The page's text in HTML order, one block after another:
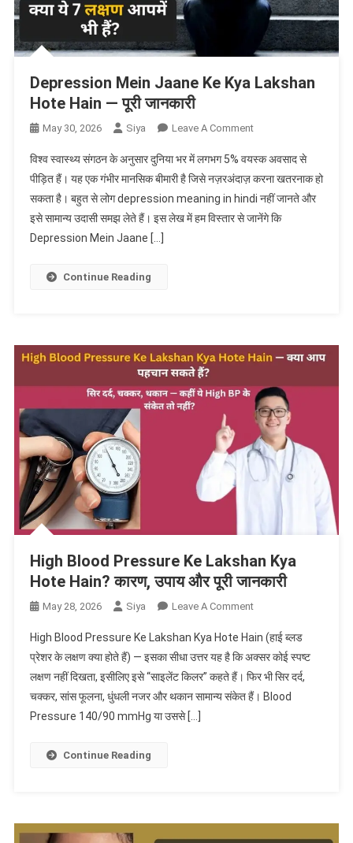
पूरी
जानकारी
Depression Mein Jaane Ke Kya Lakshan
Hote Hain — पूरी जानकारी
May 30, 2026 Siya Leave A CommentOn
Mein
Jaane
Ke
Kya
विश्व स्वास्थ्य संगठन के अनुसार दुनिया भर में लगभग 5% वयस्क अवसाद से
पीड़ित हैं। यह एक गंभीर मानसिक बीमारी है जिसे नज़रअंदाज़ करना खतरनाक हो
सकता है। बहुत से लोग depression meaning in hindi नहीं जानते और
इसे सामान्य उदासी समझ लेते हैं। इस लेख में हम विस्तार से जानेंगे कि
Depression Mein Jaane […]
Continue Reading
High Blood Pressure Ke Lakshan Kya
Hote Hain? कारण, उपाय और पूरी जानकारी
May 28, 2026 Siya Leave A CommentOn
Blood
Pressure
Ke
Lakshan
पूरी
High Blood Pressure Ke Lakshan Kya Hote Hain (हाई ब्लड
प्रेशर के लक्षण क्या होते हैं) — इसका सीधा उत्तर यह है कि अक्सर कोई स्पष्ट
लक्षण नहीं दिखता, इसीलिए इसे “साइलेंट किलर” कहते हैं। फिर भी सिर दर्द,
चक्कर, सांस फूलना, धुंधली नजर और थकान सामान्य संकेत हैं। Blood
Pressure 140/90 mmHg या उससे […]
Continue Reading